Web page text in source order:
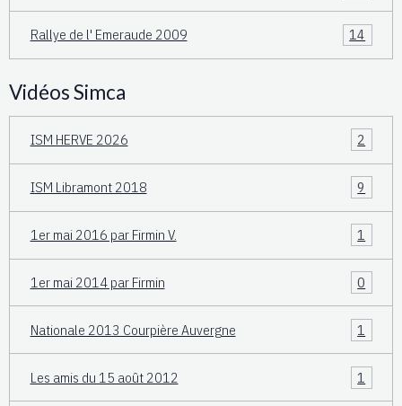
Rallye de l' Emeraude 2009 14
Vidéos Simca
ISM HERVE 2026 2
ISM Libramont 2018 9
1er mai 2016 par Firmin V. 1
1er mai 2014 par Firmin 0
Nationale 2013 Courpière Auvergne 1
Les amis du 15 août 2012 1